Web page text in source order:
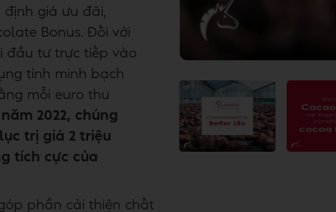
giá ưu đãi,
Bonus. Đối với
đầu tư trực tiếp vào
tính minh bạch
mỗi euro thu
năm 2022, chúng
trị giá 2 triệu
tích cực của
phần cải thiện chất